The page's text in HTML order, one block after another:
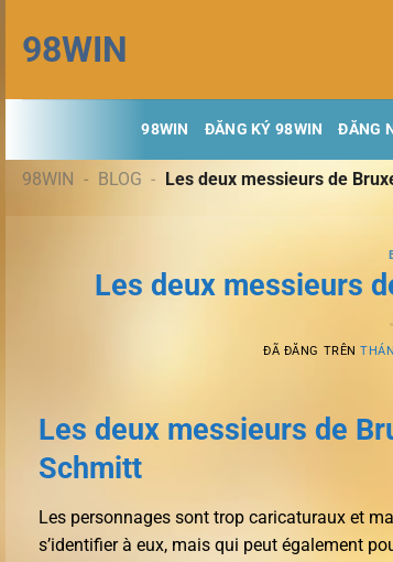
đến
nội
dung
98WIN
98WIN ĐĂNG KÝ 98WIN ĐĂNG
98WIN - BLOG - Les deux messieurs de
Les deux messieurs
ĐÃ ĐĂNG TRÊN
Les deux messieurs de
Schmitt
Les personnages sont trop caricaturaux et
s’identifier à eux, mais qui peut également